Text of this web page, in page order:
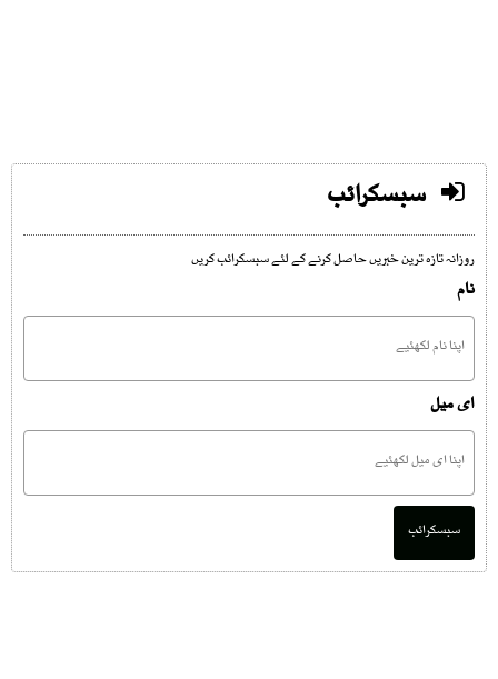
سبسکرائب
روزانہ تازہ ترین خبریں حاصل کرنے کے لئے سبسکرائب کریں
نام
ای میل
سبسکرائب